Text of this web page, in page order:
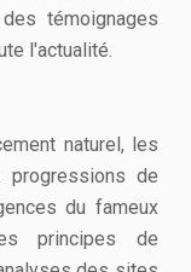
témoignages
l'actualité.
naturel, les
de
du fameux
principes de